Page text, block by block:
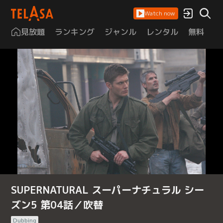
Watch now
見放題 ランキング ジャンル レンタル 無料
SUPERNATURAL スーパーナチュラル シー
ズン5 第04話／吹替
Dubbing